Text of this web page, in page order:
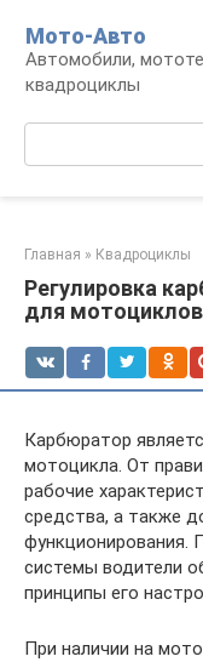
контенту
Мото-Авто
Автомобили,
квадроциклы
Главная » Квадроциклы
Регулировка
для мотоциклов
Карбюратор
мотоцикла. От
рабочие
средства, а также
функционирования.
системы водители
принципы его
При наличии на